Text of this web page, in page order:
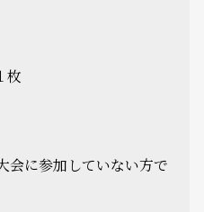
枚
会に参加していない方で